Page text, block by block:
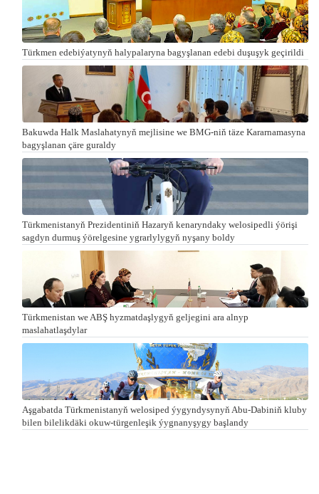
Türkmen edebiýatynyň halypalaryna bagyşlanan edebi duşuşyk geçirildi
Bakuwda Halk Maslahatynyň mejlisine we BMG-niň täze Kararnamasyna
bagyşlanan çäre guraldy
Türkmenistanyň Prezidentiniň Hazaryň kenaryndaky welosipedli ýörişi
sagdyn durmuş ýörelgesine ygrarlylygyň nyşany boldy
Türkmenistan we ABŞ hyzmatdaşlygyň geljegini ara alnyp
maslahatlaşdylar
Aşgabatda Türkmenistanyň welosiped ýygyndysynyň Abu-Dabiniň kluby
bilen bilelikdäki okuw-türgenleşik ýygnanyşygy başlandy